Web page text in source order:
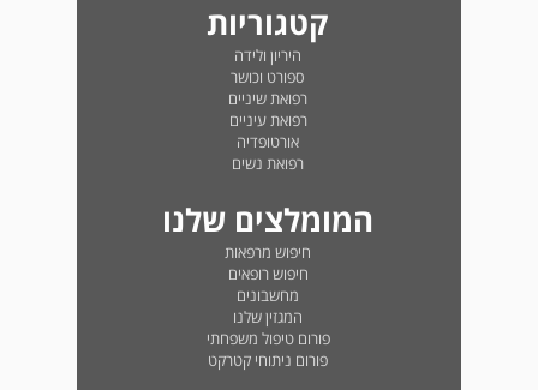
קטגוריות
היריון ולידה
ספורט וכושר
רפואת שיניים
רפואת עיניים
אורטופדיה
רפואת נשים
המומלצים שלנו
חיפוש מרפאות
חיפוש רופאים
מחשבונים
המגזין שלנו
פורום טיפול משפחתי
פורום ניתוחי קטרקט